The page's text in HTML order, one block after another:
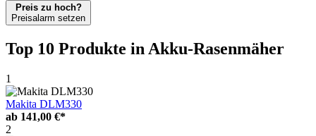
Preis zu hoch?
Preisalarm setzen
Top 10 Produkte in Akku-Rasenmäher
1
Makita DLM330
ab 141,00 €*
2